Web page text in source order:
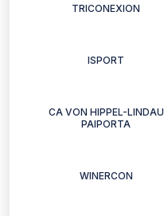
TRICONEXION
ISPORT
CA VON HIPPEL-LINDAU
PAIPORTA
WINERCON